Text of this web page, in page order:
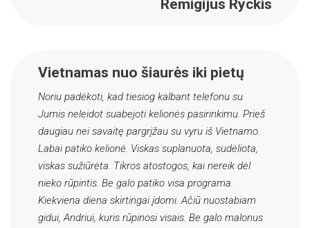
Remigijus Ryckis
Vietnamas nuo šiaurės iki pietų
Noriu padėkoti, kad tiesiog kalbant telefonu su
Jumis neleidot suabejoti kelionės pasirinkimu. Prieš
daugiau nei savaitę pargrįžau su vyru iš Vietnamo.
Labai patiko kelionė. Viskas suplanuota, sudėliota,
viskas sužiūrėta. Tikros atostogos, kai nereik dėl
nieko rūpintis. Be galo patiko visa programa.
Kiekviena diena skirtingai įdomi. Aĉiū nuostabiam
gidui, Andriui, kuris rūpinosi visais. Be galo malonus